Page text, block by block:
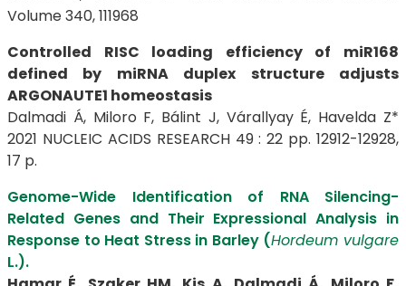
Volume 340, 111968
Controlled RISC loading efficiency of miR168
defined by miRNA duplex structure adjusts
ARGONAUTE1 homeostasis
Dalmadi Á, Miloro F, Bálint J, Várallyay É, Havelda Z*
2021 NUCLEIC ACIDS RESEARCH 49 : 22 pp. 12912-12928,
17 p.
Genome-Wide Identification of RNA Silencing-
Related Genes and Their Expressional Analysis in
Response to Heat Stress in Barley (Hordeum vulgare
L.).